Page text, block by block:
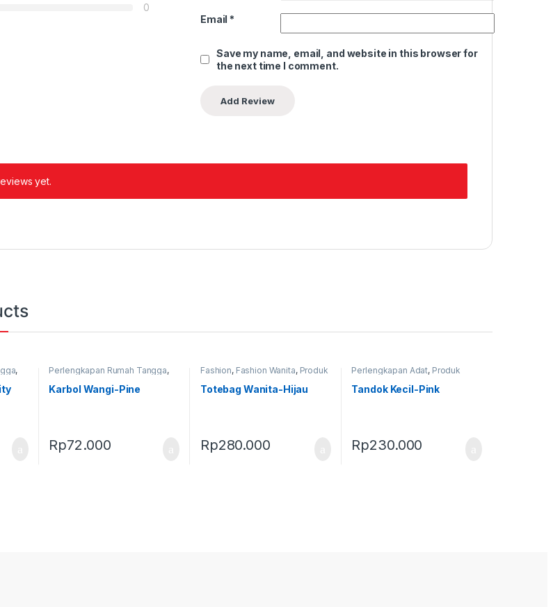
0
Email *
Save my name, email, and website in this browser for
the next time I comment.
yet.
,
Perlengkapan Rumah Tangga,
Produk Terbaru
Karbol Wangi-Pine
Rp72.000
Fashion, Fashion Wanita, Produk
Terbaru,
Totebag Wanita-Hijau
Rp280.000
Perlengkapan Adat, Produk
Terbaru
Tandok
Tandok Kecil-Pink
Rp230.000